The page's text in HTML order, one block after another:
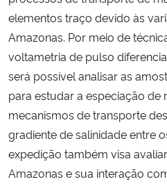
elementos traço devido às
Amazonas. Por meio de
voltametria de pulso
será possível analisar as
para estudar a especiação de
mecanismos de transporte
gradiente de salinidade entre
expedição também visa
Amazonas e sua interação